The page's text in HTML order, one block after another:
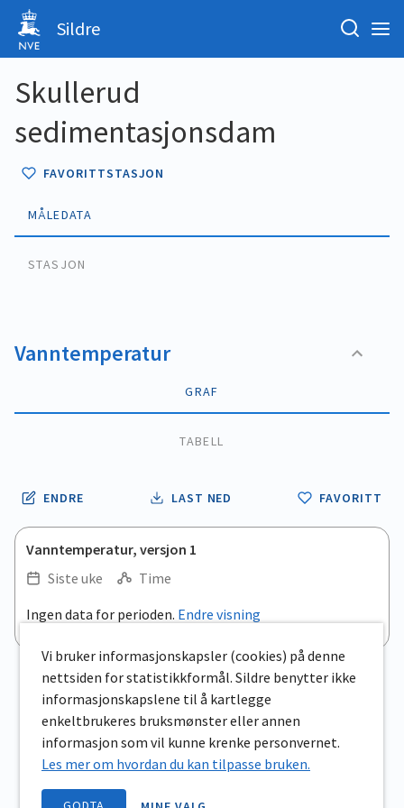
Sildre
Skullerud
sedimentasjonsdam
FAVORITTSTASJON
MÅLEDATA
STASJON
Vanntemperatur
GRAF
TABELL
ENDRE LAST NED FAVORITT
Vanntemperatur, versjon 1
Siste uke
Time
.
View as data table, .
Ingen data for perioden. Endre visning
Vi bruker informasjonskapsler (cookies) på denne
nettsiden for statistikkformål. Sildre benytter ikke
informasjonskapslene til å kartlegge
enkeltbrukeres bruksmønster eller annen
informasjon som vil kunne krenke personvernet.
Les mer om hvordan du kan tilpasse bruken.